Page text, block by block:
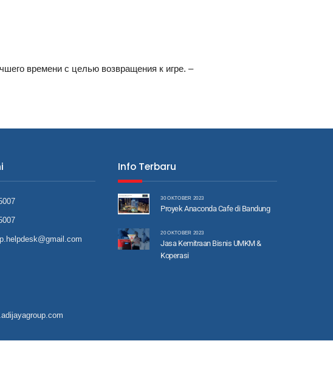
времени с целью возвращения к игре. –
Info Terbaru
30 OKTOBER 2023
Proyek Anaconda Cafe di Bandung
20 OKTOBER 2023
Jasa Kemitraan Bisnis UMKM &
Koperasi